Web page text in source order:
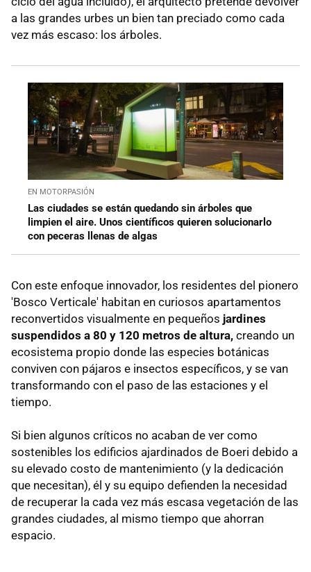
a las grandes urbes un bien tan preciado como cada
vez más escaso: los árboles.
EN MOTORPASIÓN
Las ciudades se están quedando sin árboles que
limpien el aire. Unos científicos quieren solucionarlo
con peceras llenas de algas
Con este enfoque innovador, los residentes del pionero
'Bosco Verticale' habitan en curiosos apartamentos
reconvertidos visualmente en pequeños jardines
suspendidos a 80 y 120 metros de altura, creando un
ecosistema propio donde las especies botánicas
conviven con pájaros e insectos específicos, y se van
transformando con el paso de las estaciones y el
tiempo.
Si bien algunos críticos no acaban de ver como
sostenibles los edificios ajardinados de Boeri debido a
su elevado costo de mantenimiento (y la dedicación
que necesitan), él y su equipo defienden la necesidad
de recuperar la cada vez más escasa vegetación de las
grandes ciudades, al mismo tiempo que ahorran
espacio.